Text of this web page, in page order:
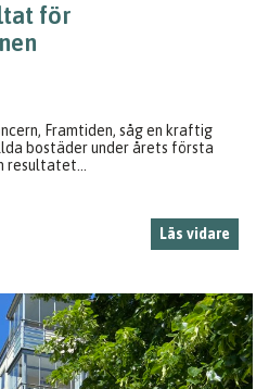
för
Framtiden, såg en kraftig
bostäder under årets första
Läs vidare